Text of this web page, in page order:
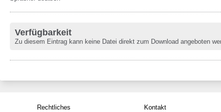
Verfügbarkeit
Zu diesem Eintrag kann keine Datei direkt zum Download angeboten
Rechtliches Kontakt